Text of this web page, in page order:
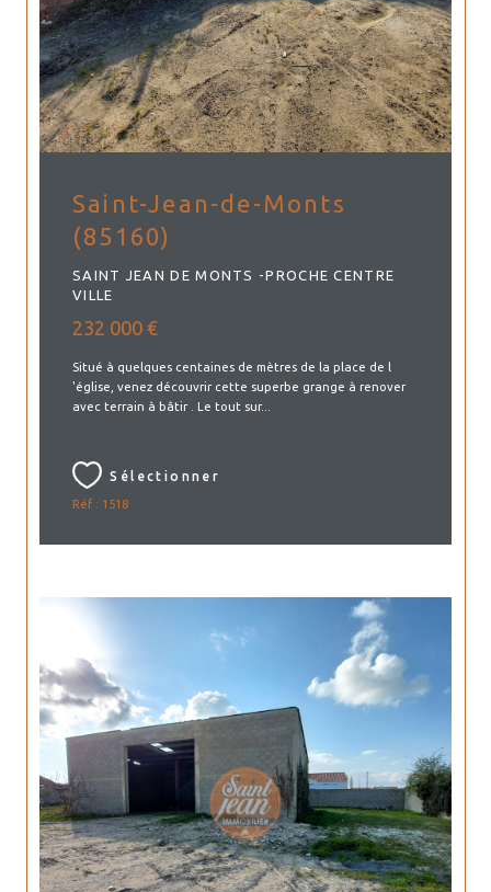
Saint-Jean-de-Monts
(85160)
SAINT JEAN DE MONTS -PROCHE CENTRE
VILLE
232 000 €
Situé à quelques centaines de mètres de la place de l
'église, venez découvrir cette superbe grange à renover
avec terrain à bâtir . Le tout sur...
Sélectionner
Réf : 1518